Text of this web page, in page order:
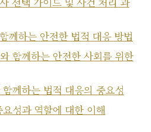
께하는 안전한 법적 대응 방법
함께하는 안전한 사회를 위한
께하는 법적 대응의 중요성
성과 역할에 대한 이해